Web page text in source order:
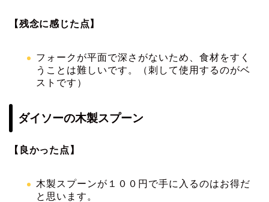
【残念に感じた点】
フォークが平面で深さがないため、食材をすく
うことは難しいです。（刺して使用するのがベ
ストです）
ダイソーの木製スプーン
【良かった点】
木製スプーンが１００円で手に入るのはお得だ
と思います。